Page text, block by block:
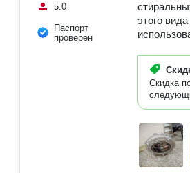
5.0
Паспорт
проверен
этого
Скидка